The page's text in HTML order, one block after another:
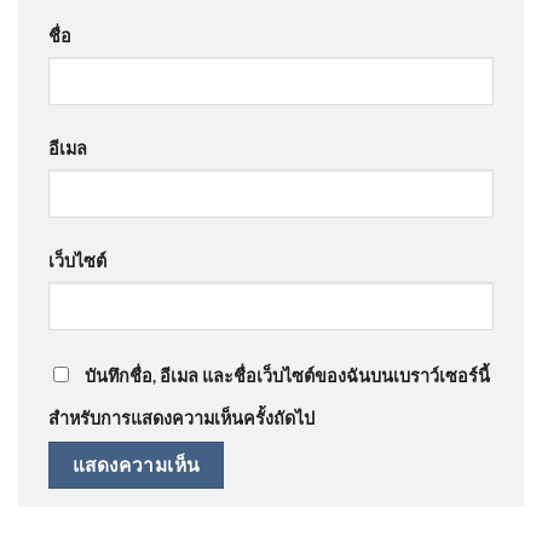
ชื่อ
อีเมล
เว็บไซต์
บันทึกชื่อ, อีเมล และชื่อเว็บไซต์ของฉันบนเบราว์เซอร์นี้
สำหรับการแสดงความเห็นครั้งถัดไป